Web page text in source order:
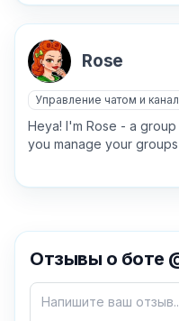
Как добавить
Rose
Управление чатом и
Heya! I'm Rose - a
you manage your
Отзывы о боте